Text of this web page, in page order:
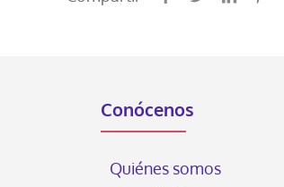
Conócenos
Quiénes somos